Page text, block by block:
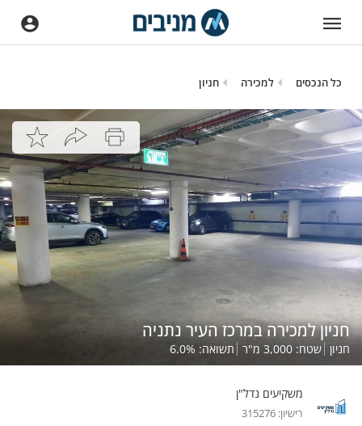
כל הנכסים למכירה חניון
חניון למכירה במרכז העיר נתניה
חניון שטח: 3,000 מ"ר תשואה: 6.0%
משקיעים נדל"ן
רישיון: 315276